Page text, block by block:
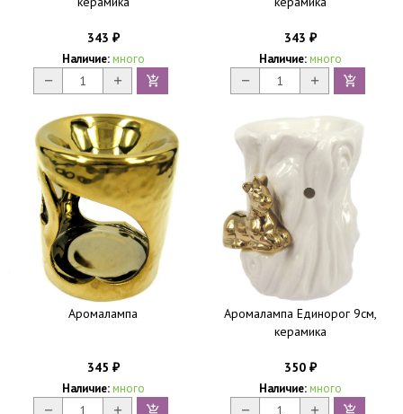
343 ₽
Наличие: много
343 ₽
Наличие: много
Аромалампа
345 ₽
Наличие: много
Аромалампа Единорог 9см,
керамика
350 ₽
Наличие: много